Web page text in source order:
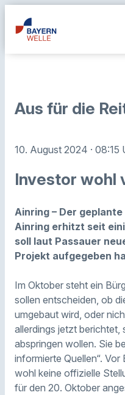
Aus für die
10. August 2024 · 08:15
Investor wohl
Ainring – Der
Ainring erhitzt seit
soll laut Passauer
Projekt aufgegeben
Im Oktober steht ein
sollen entscheiden, ob
umgebaut wird, oder
allerdings jetzt berichtet,
abspringen wollen. Sie
informierte Quellen“.
wohl keine offizielle
für den 20. Oktober